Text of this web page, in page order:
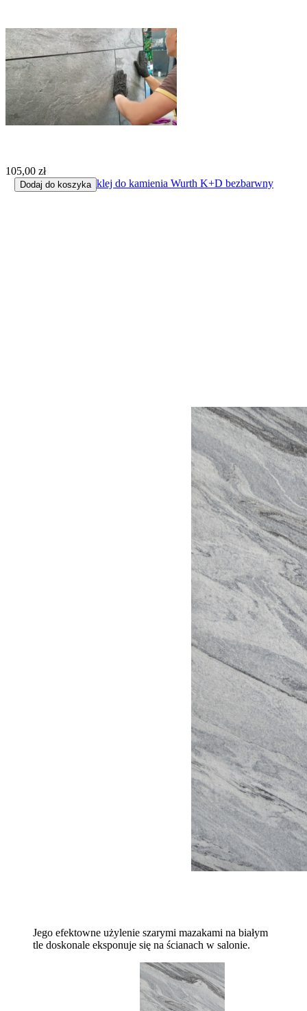
105,00 zł
Dodaj do koszyka klej do kamienia Wurth K+D bezbarwny
Jego efektowne użylenie szarymi mazakami na białym
tle doskonale eksponuje się na ścianach w salonie.